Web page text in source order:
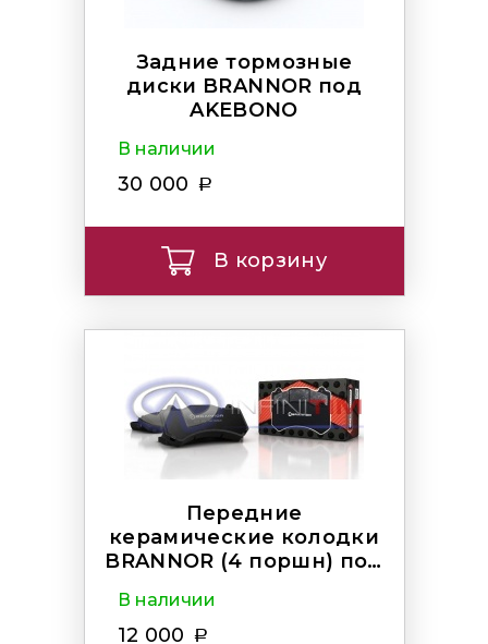
Задние тормозные
диски BRANNOR под
AKEBONO
В наличии
30 000
В корзину
Передние
керамические колодки
BRANNOR (4 поршн) под
В наличии
12 000